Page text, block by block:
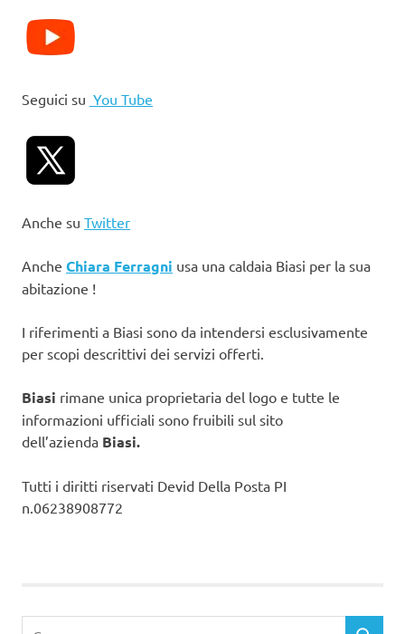
Seguici su You Tube
Anche su Twitter
Anche Chiara Ferragni usa una caldaia Biasi per la sua
abitazione !
I riferimenti a Biasi sono da intendersi esclusivamente
per scopi descrittivi dei servizi offerti.
Biasi rimane unica proprietaria del logo e tutte le
informazioni ufficiali sono fruibili sul sito
dell’azienda Biasi.
Tutti i diritti riservati Devid Della Posta PI
n.06238908772